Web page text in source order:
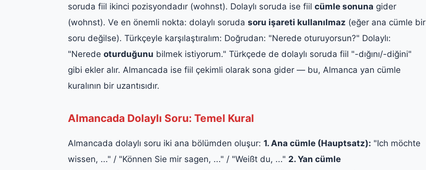
soruda fiil ikinci pozisyondadır (wohnst). Dolaylı soruda ise fiil cümle sonuna gider
(wohnst). Ve en önemli nokta: dolaylı soruda soru işareti kullanılmaz (eğer ana cümle bir
soru değilse). Türkçeyle karşılaştıralım: Doğrudan: "Nerede oturuyorsun?" Dolaylı:
"Nerede oturduğunu bilmek istiyorum." Türkçede de dolaylı soruda fiil "-dığını/-diğini"
gibi ekler alır. Almancada ise fiil çekimli olarak sona gider — bu, Almanca yan cümle
kuralının bir uzantısıdır.
Almancada Dolaylı Soru: Temel Kural
Almancada dolaylı soru iki ana bölümden oluşur: 1. Ana cümle (Hauptsatz): "Ich möchte
wissen, ..." / "Können Sie mir sagen, ..." / "Weißt du, ..." 2. Yan cümle